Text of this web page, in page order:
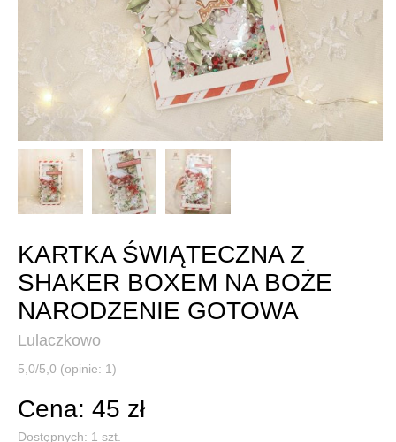
KARTKA ŚWIĄTECZNA Z
SHAKER BOXEM NA BOŻE
NARODZENIE GOTOWA
Lulaczkowo
5,0/5,0 (opinie: 1)
Cena: 45 zł
Dostępnych: 1 szt.